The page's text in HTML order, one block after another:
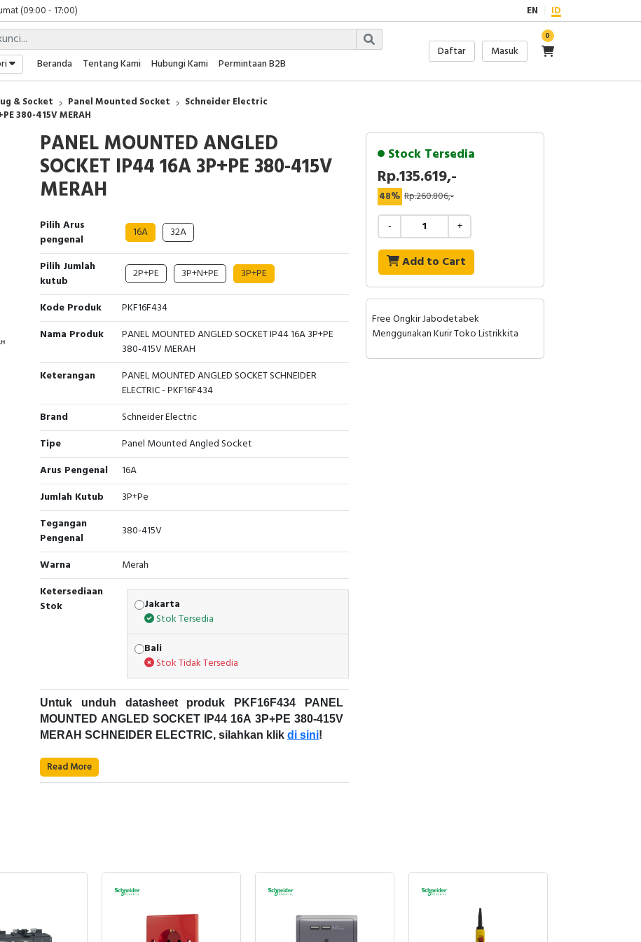
(09:00 - 17:00)
(09:00 - 17:00)
(08:00 - 17:00)
(09:00 - 17:00)
(09:00 - 17:00)
EN ID
Beranda Tentang Kami Hubungi Kami Permintaan B2B
Daftar Masuk
0
& Socket Panel Mounted Socket
Schneider Electric
380-415V MERAH
PANEL MOUNTED ANGLED
SOCKET IP44 16A 3P+PE 380-415V
MERAH
Pilih Arus
pengenal
16A 32A
Pilih Jumlah
kutub
2P+PE 3P+N+PE 3P+PE
Kode Produk
PKF16F434
Nama Produk
PANEL MOUNTED ANGLED SOCKET IP44 16A 3P+PE
380-415V MERAH
Keterangan
PANEL MOUNTED ANGLED SOCKET SCHNEIDER
ELECTRIC - PKF16F434
Brand
Schneider Electric
Tipe
Panel Mounted Angled Socket
Arus Pengenal
16A
Jumlah Kutub
3P+Pe
Tegangan
Pengenal
380-415V
Warna
Merah
Ketersediaan
Stok
Jakarta
Stok Tersedia
Bali
Stok Tidak Tersedia
Untuk unduh datasheet produk PKF16F434 PANEL
MOUNTED ANGLED SOCKET IP44 16A 3P+PE 380-415V
MERAH SCHNEIDER ELECTRIC, silahkan klik di sini!
Karakteristik Teknikal:
SCHNEIDER ELECTRIC - PKF16F434
Rentang: Mureva
Nama singkat perangkat: Soket Mureva
Kategori colokan, soket: Tegangan rendah
Rangkaian stop kontak dan soket industri Mureva dirancang
tersier, industri, lokasi bangunan, bengkel, dan sektor
Read More
Stock Tersedia
Rp.135.619,-
48% Rp.260.806,-
- +
Add to Cart
Free Ongkir Jabodetabek
Menggunakan Kurir Toko Listrikkita